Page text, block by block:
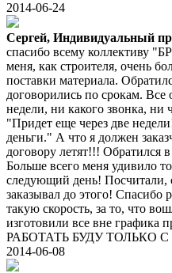
2014-06-24
Сергей, Индивидуальный
спасибо всему коллективу
меня, как строителя, очень
поставки материала.
договорились по срокам.
недели, ни какого звонка, ни
"Придет еще через две
деньги." А что я должен
договору летят!!!
Больше всего меня удивило
следующий день! Посчитали,
заказывал до этого! Спасибо
такую скорость, за то, что
изготовили все вне графика
РАБОТАТЬ БУДУ ТОЛЬКО
2014-06-08